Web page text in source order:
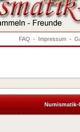
FAQ - Impressum -